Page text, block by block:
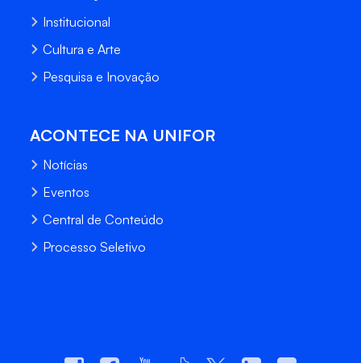
Institucional
Cultura e Arte
Pesquisa e Inovação
ACONTECE NA UNIFOR
Notícias
Eventos
Central de Conteúdo
Processo Seletivo